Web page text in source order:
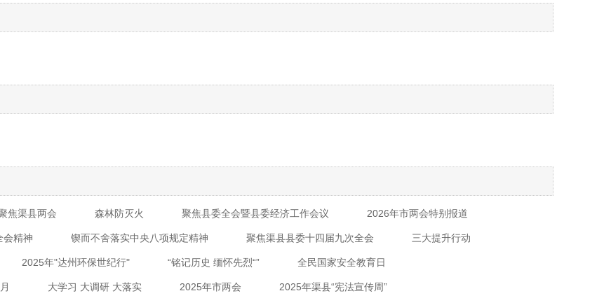
焦渠县两会 森林防灭火 聚焦县委全会暨县委经济工作会议 2026年市两会特别报道
会精神 锲而不舍落实中央八项规定精神 聚焦渠县县委十四届九次全会 三大提升行动
2025年"达州环保世纪行" “铭记历史 缅怀先烈“” 全民国家安全教育日
大学习 大调研 大落实 2025年市两会 2025年渠县“宪法宣传周”